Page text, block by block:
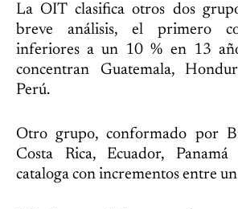
La OIT clasifica otros dos
breve análisis, el primero
inferiores a un 10 % en 13
concentran Guatemala,
Perú.
Otro grupo, conformado por
Costa Rica, Ecuador,
cataloga con incrementos entre